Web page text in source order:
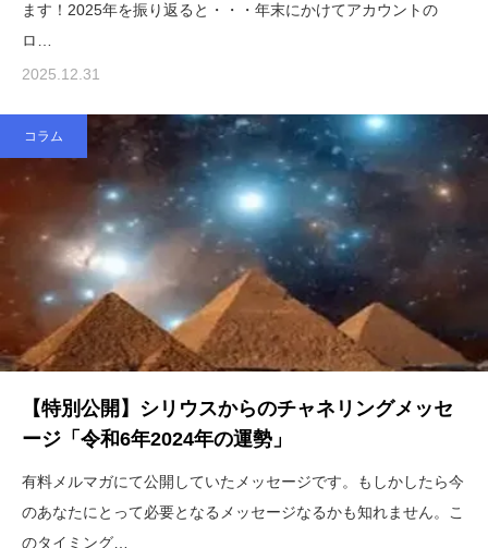
ます！2025年を振り返ると・・・年末にかけてアカウントの
ロ…
2025.12.31
コラム
【特別公開】シリウスからのチャネリングメッセ
ージ「令和6年2024年の運勢」
有料メルマガにて公開していたメッセージです。もしかしたら今
のあなたにとって必要となるメッセージなるかも知れません。こ
のタイミング…